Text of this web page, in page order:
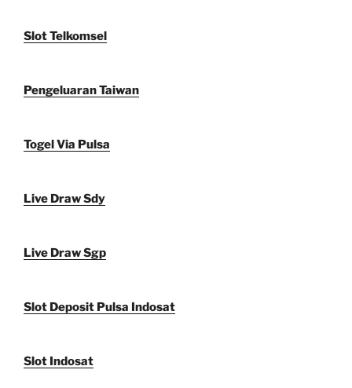
Slot Telkomsel
Pengeluaran Taiwan
Togel Via Pulsa
Live Draw Sdy
Live Draw Sgp
Slot Deposit Pulsa Indosat
Slot Indosat